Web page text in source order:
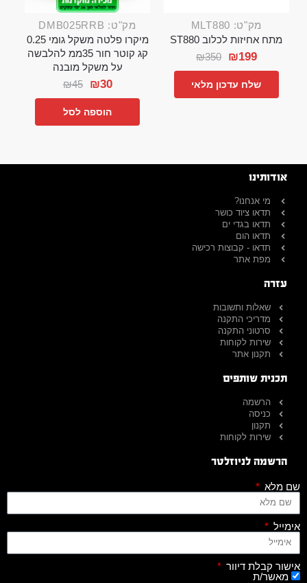
מק"ט: MLT880
מתח אחיזות לכלוב ST880
₪350 ₪199
שלח עדכון מלאי
מק"ט: DMB025RRB
מיקרו פלטה משקל גומי 0.25
קג קוטר חור 35ממ להלבשה
על משקל מובנה
₪45 ₪30
הוספה לסל
אודותינו
מי אנחנו?
תדאו ציוד כושר
תדאו בגדי ים
תדאו הום
תדאו - קבוצות רכישה
מפת אתר
עזרה
שאלות ותשובות
מדריכי התקנה
סרטוני התקנה
שירות לקוחות
תקנון אתר
תכנית שותפים
הרשמה
כניסה
תקנון
שירות לקוחות
הרשמה לניוזלטר
שם מלא
אימייל
אישור קבלת דיוור
מאשר/ת